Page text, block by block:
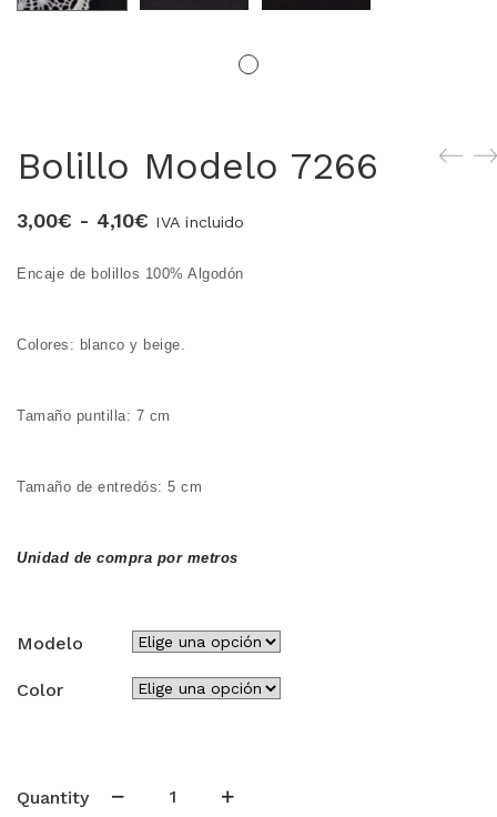
OUTLET FALLERA
¡No te pierdas nuestras ofertas!
Bolillo Modelo 7266
3,00€ - 4,10€ Rango
precios:
3,00€
IVA incluido
Encaje de bolillos 100% Algodón
Colores: blanco y beige.
Tamaño puntilla: 7 cm
Tamaño de entredós: 5 cm
Unidad de compra por metros
Modelo
Color
Quantity
Bolillo